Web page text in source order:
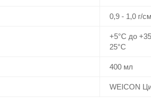
0,9 - 1,0 г/
+5°C до
25°C
400 мл
WEICON